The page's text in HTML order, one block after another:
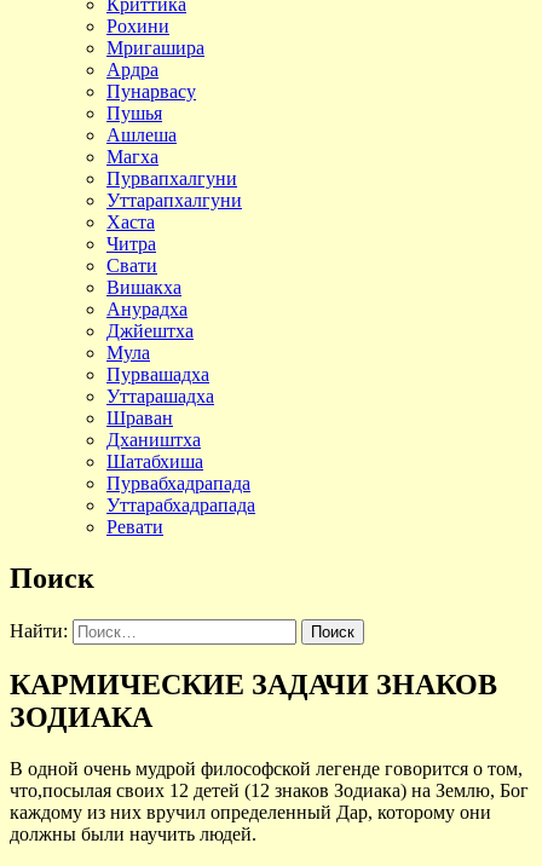
Криттика
Рохини
Мригашира
Ардра
Пунарвасу
Пушья
Ашлеша
Магха
Пурвапхалгуни
Уттарапхалгуни
Хаста
Читра
Свати
Вишакха
Анурадха
Джйештха
Мула
Пурвашадха
Уттарашадха
Шраван
Дхаништха
Шатабхиша
Пурвабхадрапада
Уттарабхадрапада
Ревати
Поиск
Найти:
КАРМИЧЕСКИЕ ЗАДАЧИ ЗНАКОВ
ЗОДИАКА
В одной очень мудрой философской легенде говорится о том,
что,посылая своих 12 детей (12 знаков Зодиака) на Землю, Бог
каждому из них вручил определенный Дар, которому они
должны были научить людей.